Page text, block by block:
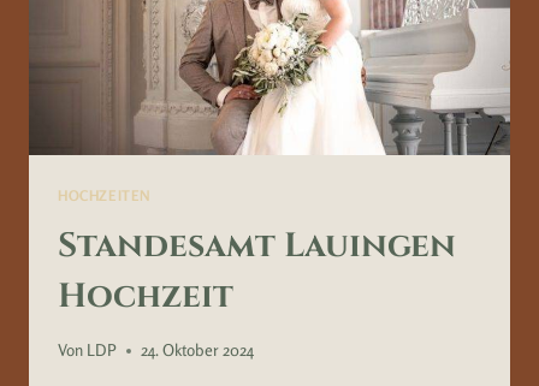
HOCHZEITEN
Standesamt Lauingen
Hochzeit
Von LDP 24. Oktober 2024